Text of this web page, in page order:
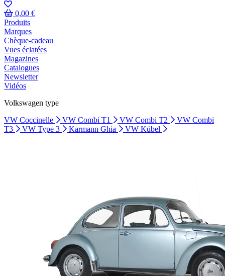
0,00 €
Produits
Marques
Chèque-cadeau
Vues éclatées
Magazines
Catalogues
Newsletter
Vidéos
Volkswagen type
VW Coccinelle
VW Combi T1 VW Combi T2
VW Combi
T3
VW Type 3 Karmann Ghia VW Kübel